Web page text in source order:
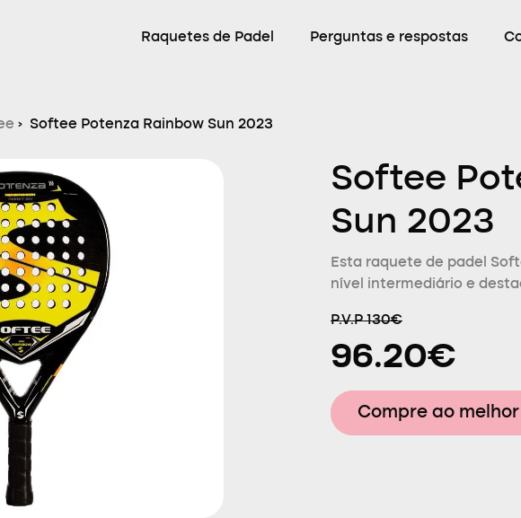
Raquetes de Padel Perguntas e respostas
› Softee Potenza Rainbow Sun 2023
Softee
Sun 2023
Esta raquete de padel
nível intermediário e
P.V.P 130€
96.20€
Compre ao